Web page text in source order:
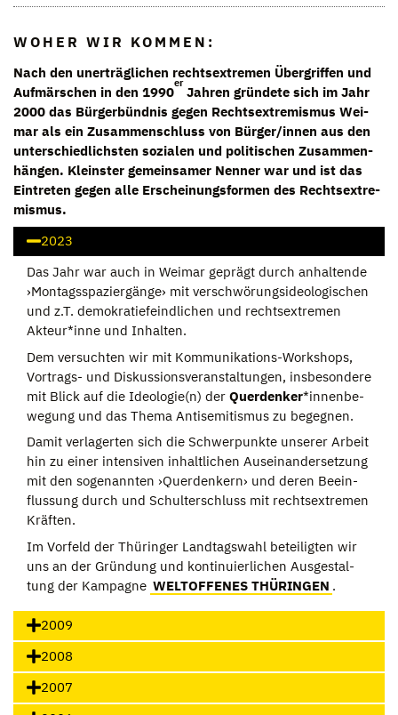
WOHER WIR KOMMEN:
Nach den uner­träg­li­chen rechts­extre­men Über­grif­fen und
Auf­mär­schen in den 1990
er
Jah­ren grün­dete sich im Jahr
2000 das Bür­ger­bünd­nis gegen Rechts­extre­mis­mus Wei­
mar als ein Zusam­men­schluss von Bürger/​innen aus den
unter­schied­lichs­ten sozia­len und poli­ti­schen Zusam­men­
hän­gen. Kleins­ter gemein­sa­mer Nen­ner war und ist das
Ein­tre­ten gegen alle Erschei­nungs­for­men des Rechts­extre­
mis­mus.
2023
Das Jahr war auch in Wei­mar geprägt durch anhal­tende
›Mon­tags­spa­zier­gänge› mit ver­schwö­rungs­ideo­lo­gi­schen
und z.T. demo­kra­tie­feind­li­chen und rechts­extre­men
Akteur*inne und Inhal­ten.
Dem ver­such­ten wir mit Kom­mu­ni­ka­ti­ons-Work­shops,
Vor­trags- und Dis­kus­si­ons­ver­an­stal­tun­gen, ins­be­son­dere
mit Blick auf die Ideologie(n) der Quer­den­ker*innen­be­
we­gung und das Thema Anti­se­mi­tis­mus zu begeg­nen.
Damit ver­la­ger­ten sich die Schwer­punkte unse­rer Arbeit
hin zu einer inten­si­ven inhalt­li­chen Aus­ein­an­der­set­zung
mit den soge­nann­ten ›Quer­den­kern› und deren Beein­
flus­sung durch und Schul­ter­schluss mit rechts­extre­men
Kräf­ten.
Im Vor­feld der Thü­rin­ger Land­tags­wahl betei­lig­ten wir
uns an der Grün­dung und kon­ti­nu­ier­li­chen Aus­ge­stal­
tung der Kam­pa­gne WELTOFFENES THÜRINGEN .
2009
2008
2007